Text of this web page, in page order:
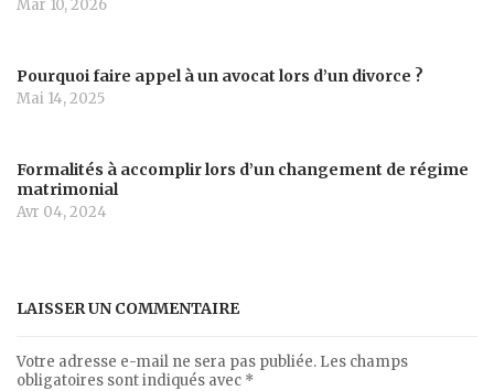
Mar 10, 2026
Pourquoi faire appel à un avocat lors d’un divorce ?
Mai 14, 2025
Formalités à accomplir lors d’un changement de régime
matrimonial
Avr 04, 2024
LAISSER UN COMMENTAIRE
Votre adresse e-mail ne sera pas publiée. Les champs
obligatoires sont indiqués avec *